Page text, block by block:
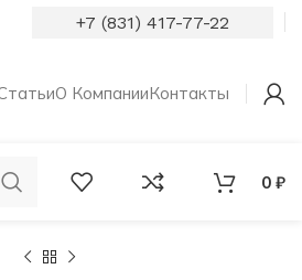
+7 (831) 417-77-22
О КомпанииКонтакты
0 ₽